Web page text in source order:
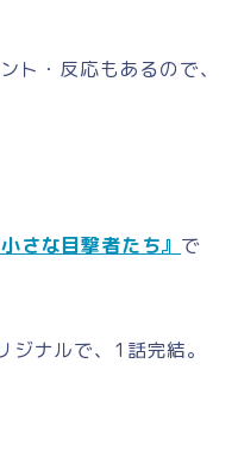
・反応もあるので、
さな目撃者たち』 で
ナルで、1話完結。